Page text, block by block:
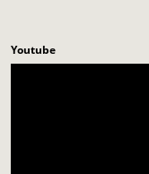
Youtube